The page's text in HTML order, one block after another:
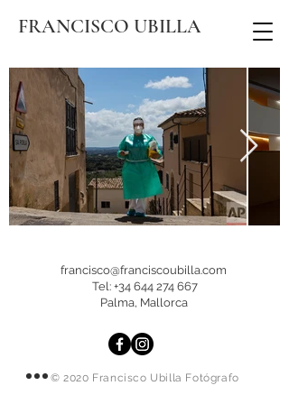
FRANCISCO UBILLA
francisco@franciscoubilla.com
Tel: +34 644 274 667
Palma, Mallorca
© 2020 Francisco Ubilla Fotógrafo